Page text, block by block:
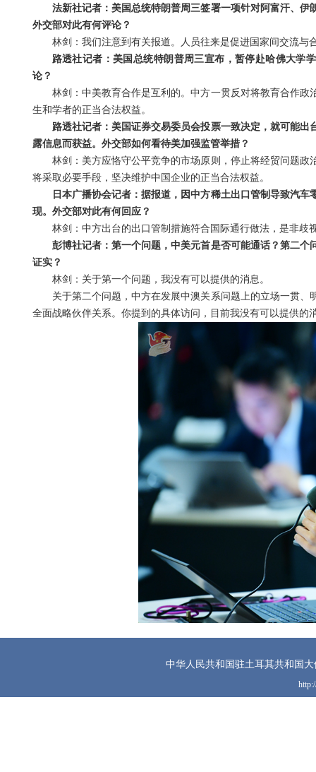
法新社记者：美国总统特朗普周三签署一项针对阿富汗、
外交部对此有何评论？
林剑：我们注意到有关报道。人员往来是促进国家间交流与
路透社记者：美国总统特朗普周三宣布，暂停赴哈佛大学
论？
林剑：中美教育合作是互利的。中方一贯反对将教育合作
生和学者的正当合法权益。
路透社记者：美国证券交易委员会投票一致决定，就可能
露信息而获益。外交部如何看待美加强监管举措？
林剑：美方应恪守公平竞争的市场原则，停止将经贸问题
将采取必要手段，坚决维护中国企业的正当合法权益。
日本广播协会记者：据报道，因中方稀土出口管制导致汽
现。外交部对此有何回应？
林剑：中方出台的出口管制措施符合国际通行做法，是非
彭博社记者：第一个问题，中美元首是否可能通话？第二
证实？
林剑：关于第一个问题，我没有可以提供的消息。
关于第二个问题，中方在发展中澳关系问题上的立场一贯
全面战略伙伴关系。你提到的具体访问，目前我没有可以提供的
中华人民共和国驻土耳其共和国大